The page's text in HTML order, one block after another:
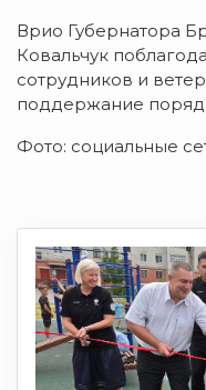
Врио Губернатора
Ковальчук
сотрудников и
поддержание
Фото: социальные